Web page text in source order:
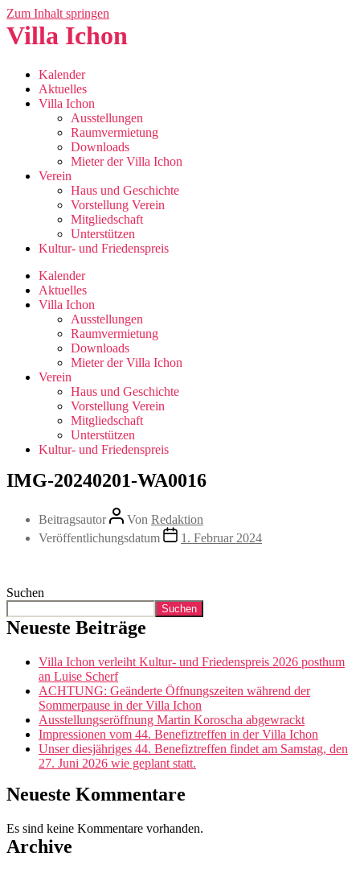
Zum Inhalt springen
Villa Ichon
Kalender
Aktuelles
Villa Ichon
Ausstellungen
Raumvermietung
Downloads
Mieter der Villa Ichon
Verein
Haus und Geschichte
Vorstellung Verein
Mitgliedschaft
Unterstützen
Kultur- und Friedenspreis
Kalender
Aktuelles
Villa Ichon
Ausstellungen
Raumvermietung
Downloads
Mieter der Villa Ichon
Verein
Haus und Geschichte
Vorstellung Verein
Mitgliedschaft
Unterstützen
Kultur- und Friedenspreis
IMG-20240201-WA0016
Beitragsautor Von Redaktion
Veröffentlichungsdatum
1. Februar 2024
Suchen
Suchen
Neueste Beiträge
Villa Ichon verleiht Kultur- und Friedenspreis 2026 posthum
an Luise Scherf
ACHTUNG: Geänderte Öffnungszeiten während der
Sommerpause in der Villa Ichon
Ausstellungseröffnung Martin Koroscha abgewrackt
Impressionen vom 44. Benefiztreffen in der Villa Ichon
Unser diesjähriges 44. Benefiztreffen findet am Samstag, den
27. Juni 2026 wie geplant statt.
Neueste Kommentare
Es sind keine Kommentare vorhanden.
Archive